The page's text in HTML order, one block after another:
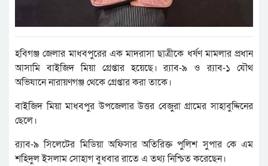
হবিগঞ্জ জেলার মাধবপুরের এক মাদরাসা ছাত্রীকে ধর্ষণ মামলার প্রধান
আসামি বাইজিদ মিয়া গ্রেপ্তার হয়েছে। র‌্যাব-৯ ও র‌্যাব-১ যৌথ
অভিযানে নারায়ণগঞ্জ থেকে গ্রেপ্তার করা তাকে।
বাইজিদ মিয়া মাধবপুর উপজেলার উত্তর বেজুরা গ্রামের সাহাবুদ্দিনের
ছেলে।
র‌্যাব-৯ সিলেটের মিডিয়া অফিসার অতিরিক্ত পুলিশ সুপার কে এম
শহিদুল ইসলাম সোহাগ বুধবার রাতে এ তথ্য নিশ্চিত করেছেন।